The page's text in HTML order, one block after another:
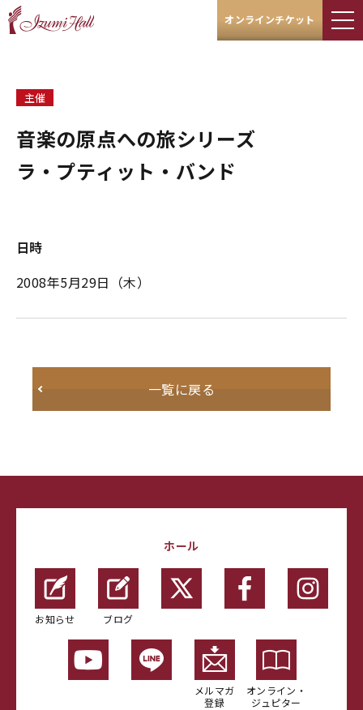
オンラインチケット
主催
音楽の原点への旅シリーズ
ラ・プティット・バンド
日時
2008年5月29日（木）
一覧に戻る
ホール
お知らせ ブログ
メルマガ
登録
オンライン・
ジュピター